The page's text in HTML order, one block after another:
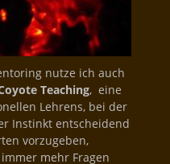
nutze ich auch
Teaching, eine
Lehrens, bei der
Instinkt entscheidend
vorzugeben,
mehr Fragen